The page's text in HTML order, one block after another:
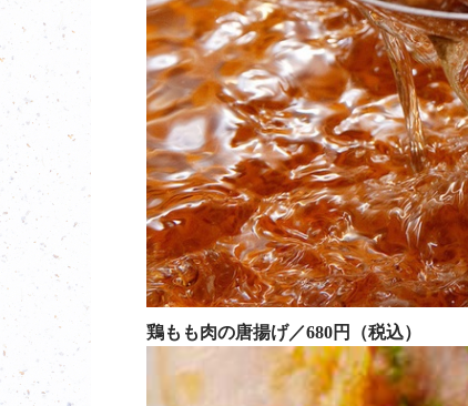
鶏もも肉の唐揚げ／680円（税込）